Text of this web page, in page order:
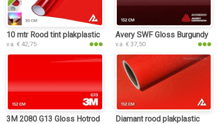
10 mtr Rood tint plakplastic
v.a. € 42,75
Avery SWF Gloss Burgundy
v.a. € 37,50
3M 2080 G13 Gloss Hotrod Red plakplasticDiamant rood plakplastic